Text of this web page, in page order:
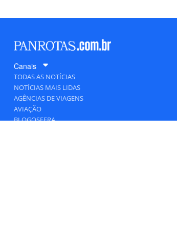
Canais
TODAS AS NOTÍCIAS
NOTÍCIAS MAIS LIDAS
AGÊNCIAS DE VIAGENS
AVIAÇÃO
BLOGOSFERA